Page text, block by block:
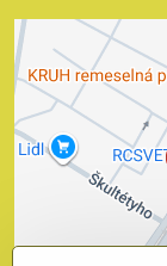
Prajete si